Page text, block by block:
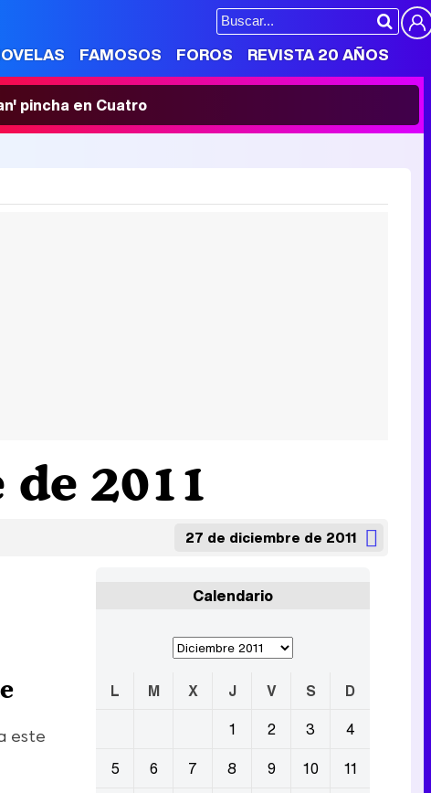
FAMOSOS FOROS REVISTA 20 AÑOS
pincha en Cuatro
2011
27 de diciembre de 2011
este
Calendario
L M X J V S
D
1
2 3
4
5
6 7 8 9 10
11